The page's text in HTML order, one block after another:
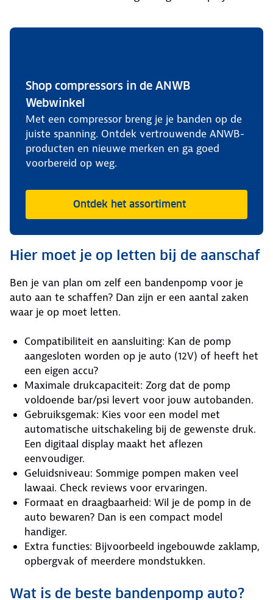
Shop compressors in de ANWB
Webwinkel
Met een compressor breng je je banden op de
juiste spanning. Ontdek vertrouwende ANWB-
producten en nieuwe merken en ga goed
voorbereid op weg.
Ontdek het assortiment
Hier moet je op letten bij de aanschaf
Ben je van plan om zelf een bandenpomp voor je
auto aan te schaffen? Dan zijn er een aantal zaken
waar je op moet letten.
Compatibiliteit en aansluiting: Kan de pomp
aangesloten worden op je auto (12V) of heeft het
een eigen accu?
Maximale drukcapaciteit: Zorg dat de pomp
voldoende bar/psi levert voor jouw autobanden.
Gebruiksgemak: Kies voor een model met
automatische uitschakeling bij de gewenste druk.
Een digitaal display maakt het aflezen
eenvoudiger.
Geluidsniveau: Sommige pompen maken veel
lawaai. Check reviews voor ervaringen.
Formaat en draagbaarheid: Wil je de pomp in de
auto bewaren? Dan is een compact model
handiger.
Extra functies: Bijvoorbeeld ingebouwde zaklamp,
opbergvak of meerdere mondstukken.
Wat is de beste bandenpomp auto?